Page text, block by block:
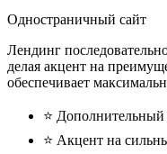
Одностраничный сайт
Лендинг
делая акцент на
обеспечивает
⭐
⭐ Акцент на